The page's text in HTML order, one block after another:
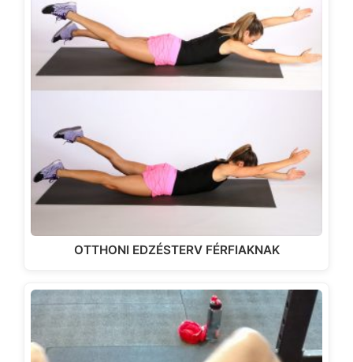
OTTHONI EDZÉSTERV FÉRFIAKNAK